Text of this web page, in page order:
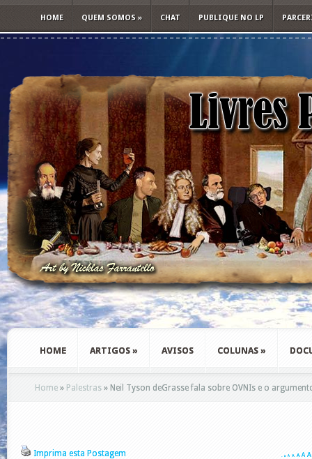
HOME QUEM SOMOS » CHAT PUBLIQUE NO LP
HOME ARTIGOS » AVISOS COLUNAS »
Home » Palestras » Neil Tyson deGrasse fala sobre OVNIs e o
Imprima esta Postagem A A A A A A A